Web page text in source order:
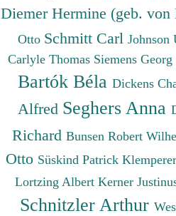
Diemer Hermine (geb.
Otto Schmitt Carl Johnson
Carlyle Thomas Siemens
Bartók Béla Dickens
Alfred Seghers Anna
Richard Bunsen Robert
Otto Süskind Patrick
Lortzing Albert Kerner
Schnitzler Arthur